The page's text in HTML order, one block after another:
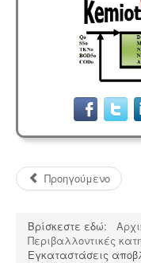
Προηγούμενο
Βρίσκεστε εδώ:
Περιβαλλοντικές
Εγκαταστάσεις